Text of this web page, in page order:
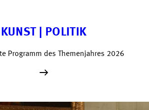
KUNST | POLITIK
Programm des Themenjahres 2026